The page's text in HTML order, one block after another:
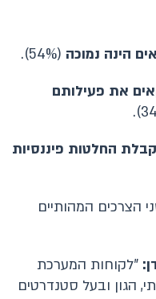
הינה נמוכה (54%).
את פעילותם
החלטות פיננסיות
הצרכים המהותיים
"לקוחות המערכת
הגון ובעל סטנדרטים